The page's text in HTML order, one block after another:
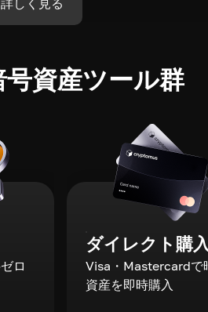
資産ツール群
ロ
ダイレクト購
Visa・Mastercardで
資産を即時購入